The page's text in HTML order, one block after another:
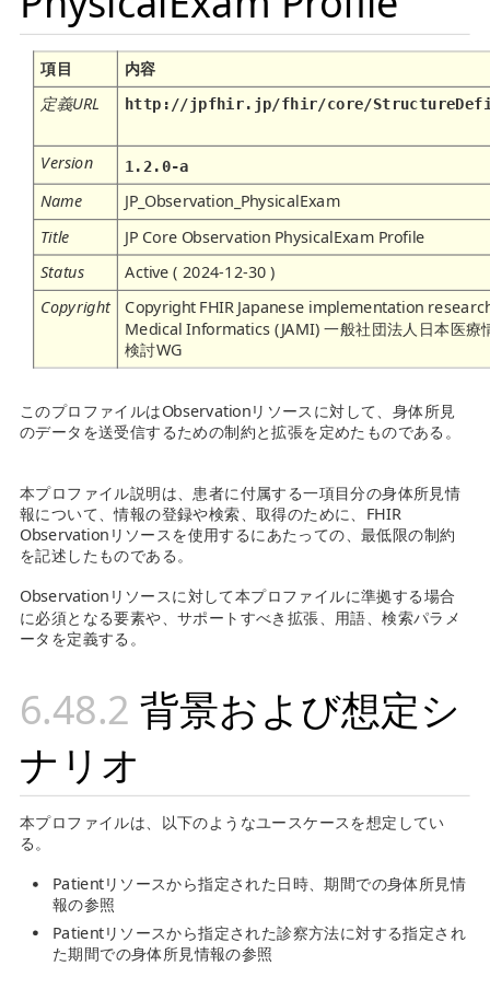
項目 内容
定義URL http://jpfhir.jp/fhir/core/
Version 1.2.0-a
Name
JP_Observation_PhysicalExam
Title
JP Core Observation PhysicalExam Profile
Status Active ( 2024-12-30 )
Copyright
Copyright FHIR Japanese implementation
Medical Informatics (JAMI) 一般社団法人日本医療
検討WG
このプロファイルはObservationリソースに対して、身体所見
のデータを送受信するための制約と拡張を定めたものである。
本プロファイル説明は、患者に付属する一項目分の身体所見情
報について、情報の登録や検索、取得のために、FHIR
Observationリソースを使用するにあたっての、最低限の制約
を記述したものである。
Observationリソースに対して本プロファイルに準拠する場合
に必須となる要素や、サポートすべき拡張、用語、検索パラメ
ータを定義する。
背景および想定シ
ナリオ
本プロファイルは、以下のようなユースケースを想定してい
る。
Patientリソースから指定された日時、期間での身体所見情
報の参照
Patientリソースから指定された診察方法に対する指定され
た期間での身体所見情報の参照